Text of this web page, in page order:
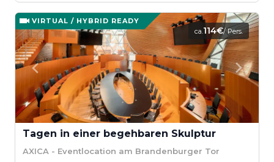
VIRTUAL / HYBRID READY
ca.114€/ Pers.
Tagen in einer begehbaren Skulptur
AXICA - Eventlocation am Brandenburger Tor